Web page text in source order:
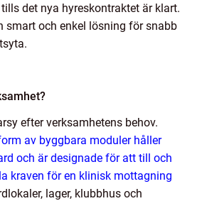
det nya hyreskontraktet är klart.
smart och enkel lösning för snabb
efter verksamhetens behov.
av byggbara moduler håller
och är designade för att till och
kraven för en klinisk mottagning
lager, klubbhus och